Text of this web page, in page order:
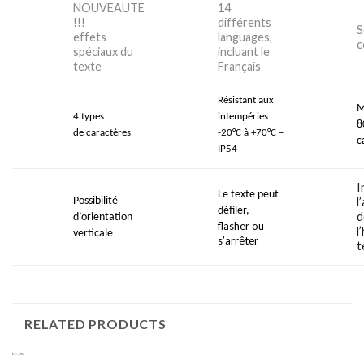
NOUVEAUTE
!!!
effets
spéciaux du
texte
14
différents
languages,
incluant le
Français
4 types
decaractères
Résistant aux
intempéries
-20°C à +70°C –
IP54
Possibilité
d’orientation
verticale
Le texte peut
défiler,
flasher ou
s’arrêter
RELATED PRODUCTS